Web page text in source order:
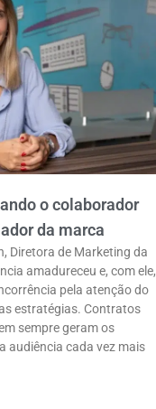
o colaborador
da marca
Diretora de Marketing da
amadureceu e, com ele,
pela atenção do
estratégias. Contratos
sempre geram os
audiência cada vez mais